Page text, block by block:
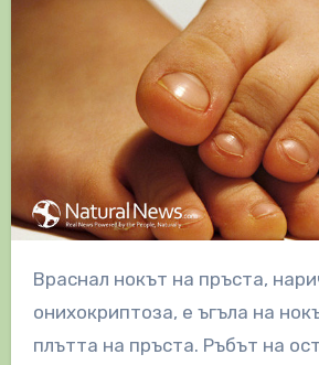
Враснал нокът на пръста, наричан още
онихокриптоза, е ъгъла на
плътта на пръста. Ръбът на